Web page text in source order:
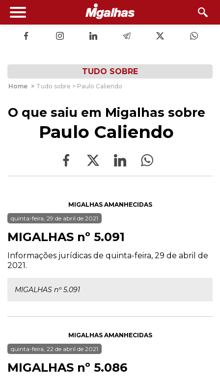
TUDO SOBRE
Home > Tudo sobre > Paulo Caliendo
O que saiu em Migalhas sobre
Paulo Caliendo
MIGALHAS AMANHECIDAS
quinta-feira, 29 de abril de 2021
MIGALHAS nº 5.091
Informações jurídicas de quinta-feira, 29 de abril de
2021.
MIGALHAS nº 5.091
MIGALHAS AMANHECIDAS
quinta-feira, 22 de abril de 2021
MIGALHAS nº 5.086